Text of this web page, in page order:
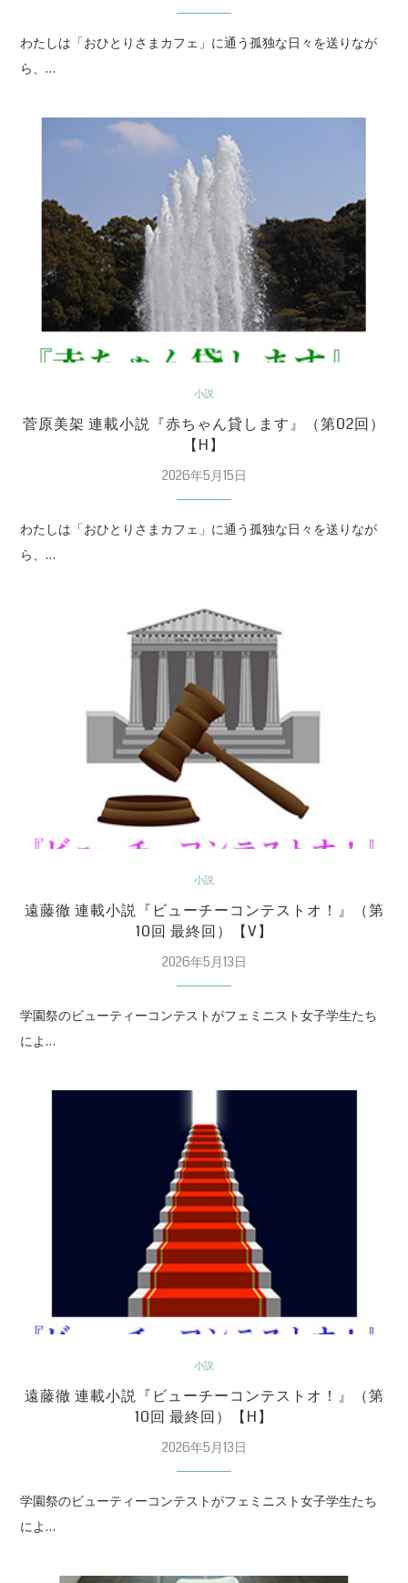
わたしは「おひとりさまカフェ」に通う孤独な日々を送りなが
ら、…
小説
菅原美架 連載小説『赤ちゃん貸します』（第02回）
【H】
2026年5月15日
わたしは「おひとりさまカフェ」に通う孤独な日々を送りなが
ら、…
小説
遠藤徹 連載小説『ビューチーコンテストオ！』（第
10回 最終回）【V】
2026年5月13日
学園祭のビューティーコンテストがフェミニスト女子学生たち
によ…
小説
遠藤徹 連載小説『ビューチーコンテストオ！』（第
10回 最終回）【H】
2026年5月13日
学園祭のビューティーコンテストがフェミニスト女子学生たち
によ…